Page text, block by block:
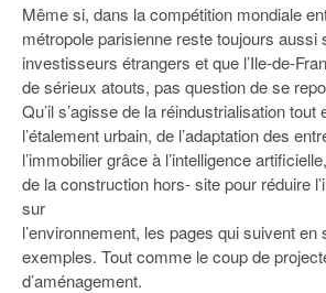
Même si, dans la compétition mondiale
métropole parisienne reste toujours aussi
investisseurs étrangers et que l’Ile-de-
de sérieux atouts, pas question de se
Qu’il s’agisse de la réindustrialisation tout
l’étalement urbain, de l’adaptation des
l’immobilier grâce à l’intelligence
de la construction hors- site pour réduire
sur
l’environnement, les pages qui suivent en
exemples. Tout comme le coup de
d’aménagement.